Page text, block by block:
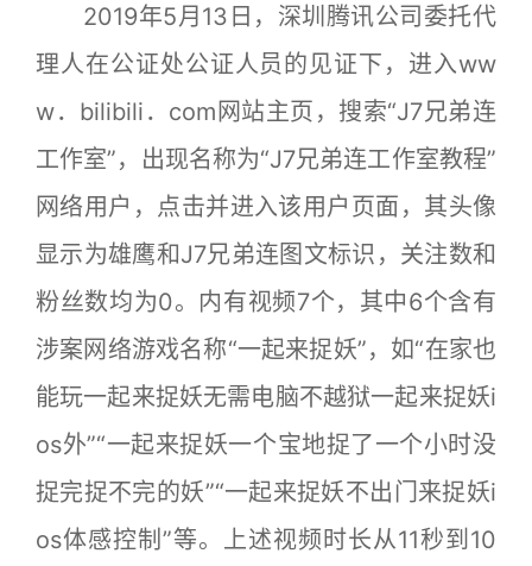
2019年5月13日，深圳腾讯公司委托代
理人在公证处公证人员的见证下，进入ww
w．bilibili．com网站主页，搜索“J7兄弟连
工作室”，出现名称为“J7兄弟连工作室教程”
网络用户，点击并进入该用户页面，其头像
显示为雄鹰和J7兄弟连图文标识，关注数和
粉丝数均为0。内有视频7个，其中6个含有
涉案网络游戏名称“一起来捉妖”，如“在家也
能玩一起来捉妖无需电脑不越狱一起来捉妖i
os外”“一起来捉妖一个宝地捉了一个小时没
捉完捉不完的妖”“一起来捉妖不出门来捉妖i
os体感控制”等。上述视频时长从11秒到10